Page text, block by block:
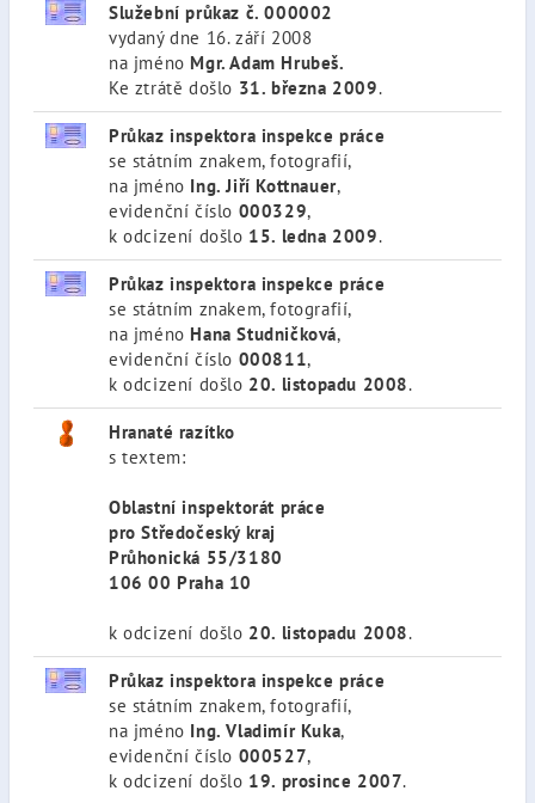
Služební průkaz č. 000002
vydaný dne 16. září 2008
na jméno Mgr. Adam Hrubeš.
Ke ztrátě došlo 31. března 2009.
Průkaz inspektora inspekce práce
se státním znakem, fotografií,
na jméno Ing. Jiří Kottnauer,
evidenční číslo 000329,
k odcizení došlo 15. ledna 2009.
Průkaz inspektora inspekce práce
se státním znakem, fotografií,
na jméno Hana Studničková,
evidenční číslo 000811,
k odcizení došlo 20. listopadu 2008.
Hranaté razítko
s textem:
Oblastní inspektorát práce
pro Středočeský kraj
Průhonická 55/3180
106 00 Praha 10
k odcizení došlo 20. listopadu 2008.
Průkaz inspektora inspekce práce
se státním znakem, fotografií,
na jméno Ing. Vladimír Kuka,
evidenční číslo 000527,
k odcizení došlo 19. prosince 2007.